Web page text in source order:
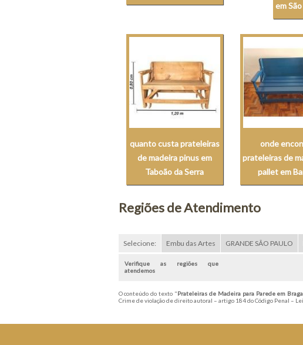
em
quanto custa prateleiras
de madeira pinus em
Taboão da Serra
onde
prateleiras de
pallet em
Regiões de Atendimento
Selecione: Embu das Artes GRANDE SÃO PAULO
Verifique as regiões que
atendemos
O conteúdo do texto "Prateleiras de Madeira para Parede em
Crime de violação de direito autoral – artigo 184 do Código Penal –